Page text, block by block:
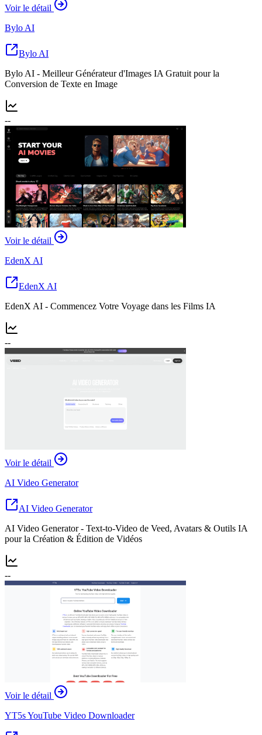
Voir le détail
Bylo AI
Bylo AI
Bylo AI - Meilleur Générateur d'Images IA Gratuit pour la
Conversion de Texte en Image
--
Voir le détail
EdenX AI
EdenX AI
EdenX AI - Commencez Votre Voyage dans les Films IA
--
Voir le détail
AI Video Generator
AI Video Generator
AI Video Generator - Text-to-Video de Veed, Avatars & Outils IA
pour la Création & Édition de Vidéos
--
Voir le détail
YT5s YouTube Video Downloader